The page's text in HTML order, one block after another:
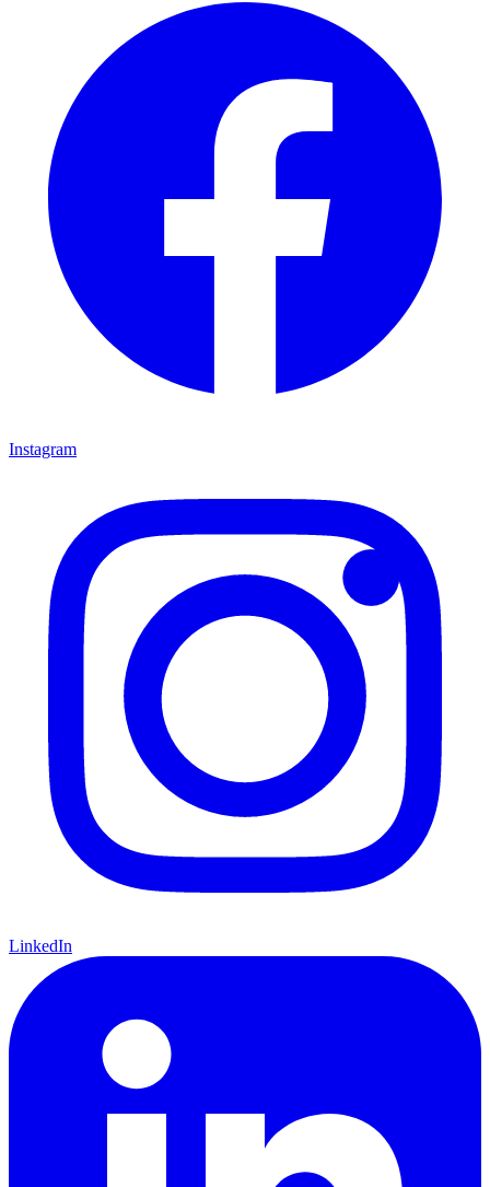
Instagram
LinkedIn